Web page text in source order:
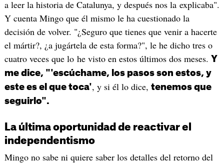
a leer la historia de Catalunya, y después nos la explicaba".
Y cuenta Mingo que él mismo le ha cuestionado la
decisión de volver. "¿Seguro que tienes que venir a hacerte
el mártir?, ¿a jugártela de esta forma?", le he dicho tres o
cuatro veces que lo he visto en estos últimos dos meses. Y
me dice, "'escúchame, los pasos son estos, y
este es el que toca', y si él lo dice, tenemos que
seguirlo".
La última oportunidad de reactivar el
independentismo
Mingo no sabe ni quiere saber los detalles del retorno del